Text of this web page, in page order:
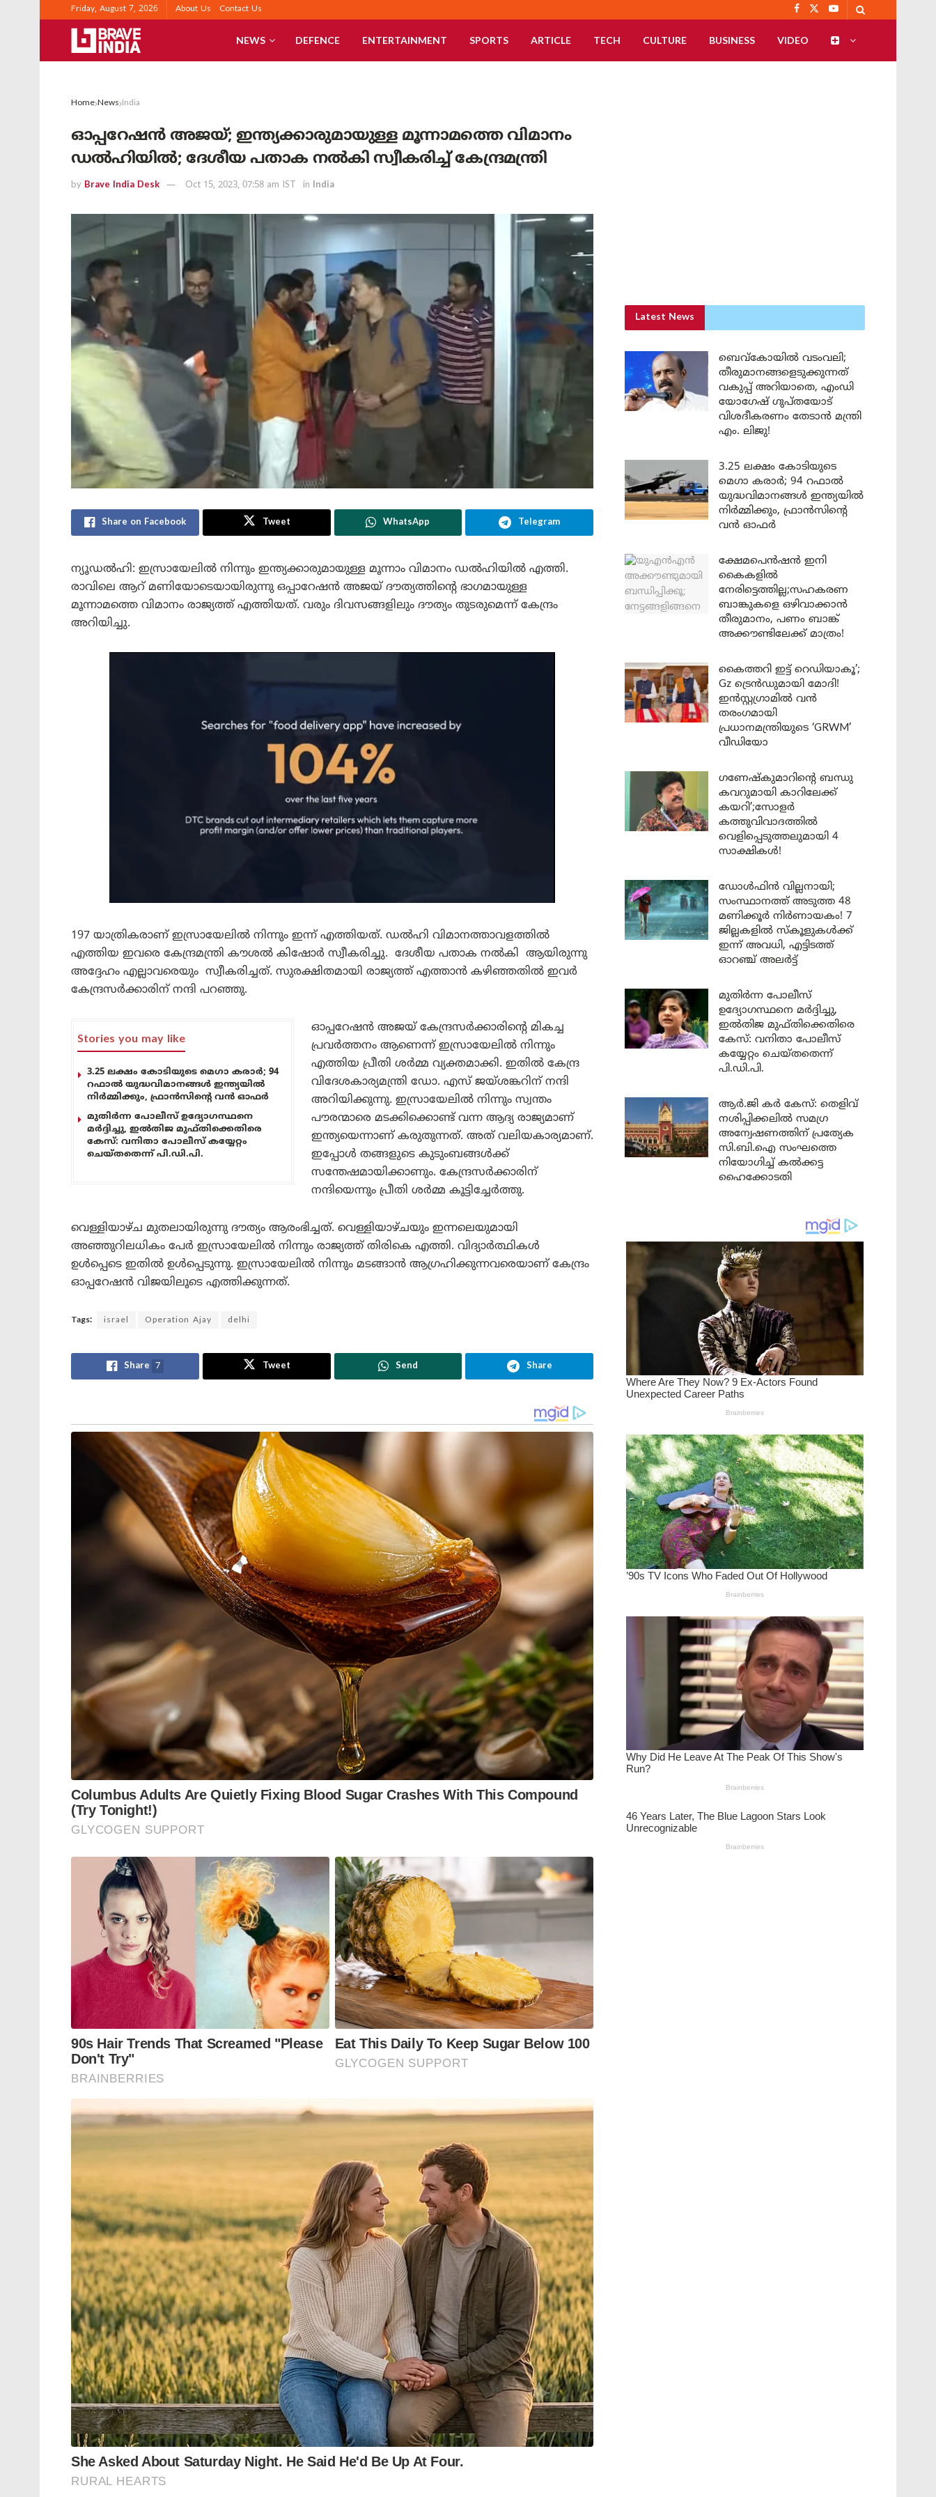
Friday, August 7, 2026 About Us Contact Us
NEWS DEFENCE ENTERTAINMENT SPORTS ARTICLE TECH CULTURE BUSINESS VIDEO
Home News India
ഓപ്പറേഷൻ അജയ്; ഇന്ത്യക്കാരുമായുള്ള മൂന്നാമത്തെ വിമാനം
ഡൽഹിയിൽ; ദേശീയ പതാക നൽകി സ്വീകരിച്ച് കേന്ദ്രമന്ത്രി
by Brave India Desk Oct 15, 2023, 07:58 am IST in India
Share on Facebook Tweet WhatsApp Telegram
ന്യൂഡൽഹി: ഇസ്രായേലിൽ നിന്നും ഇന്ത്യക്കാരുമായുള്ള മൂന്നാം വിമാനം ഡൽഹിയിൽ എത്തി.
രാവിലെ ആറ് മണിയോടെയായിരുന്നു ഒപ്പാറേഷൻ അജയ് ദൗത്യത്തിന്റെ ഭാഗമായുള്ള
മൂന്നാമത്തെ വിമാനം രാജ്യത്ത് എത്തിയത്. വരും ദിവസങ്ങളിലും ദൗത്യം തുടരുമെന്ന് കേന്ദ്രം
അറിയിച്ചു.
197 യാത്രികരാണ് ഇസ്രായേലിൽ നിന്നും ഇന്ന് എത്തിയത്. ഡൽഹി വിമാനത്താവളത്തിൽ
എത്തിയ ഇവരെ കേന്ദ്രമന്ത്രി കൗശൽ കിഷോർ സ്വീകരിച്ചു. ദേശീയ പതാക നൽകി ആയിരുന്നു
അദ്ദേഹം എല്ലാവരെയും സ്വീകരിച്ചത്. സുരക്ഷിതമായി രാജ്യത്ത് എത്താൻ കഴിഞ്ഞതിൽ ഇവർ
കേന്ദ്രസർക്കാരിന് നന്ദി പറഞ്ഞു.
Stories you may like
3.25 ലക്ഷം കോടിയുടെ മെഗാ കരാർ; 94
റഫാൽ യുദ്ധവിമാനങ്ങൾ ഇന്ത്യയിൽ
നിർമ്മിക്കും, ഫ്രാൻസിന്റെ വൻ ഓഫർ
മുതിർന്ന പോലീസ് ഉദ്യോഗസ്ഥനെ
മർദ്ദിച്ചു, ഇൽതിജ മുഫ്തിക്കെതിരെ
കേസ്: വനിതാ പോലീസ് കയ്യേറ്റം
ചെയ്തതെന്ന് പി.ഡി.പി.
ഓപ്പറേഷൻ അജയ് കേന്ദ്രസർക്കാരിന്റെ മികച്ച
പ്രവർത്തനം ആണെന്ന് ഇസ്രായേലിൽ നിന്നും
എത്തിയ പ്രീതി ശർമ്മ വ്യക്തമാക്കി. ഇതിൽ കേന്ദ്ര
വിദേശകാര്യമന്ത്രി ഡോ. എസ് ജയ്ശങ്കറിന് നന്ദി
അറിയിക്കുന്നു. ഇസ്രായേലിൽ നിന്നും സ്വന്തം
പൗരന്മാരെ മടക്കിക്കൊണ്ട് വന്ന ആദ്യ രാജ്യമാണ്
ഇന്ത്യയെന്നാണ് കരുതുന്നത്. അത് വലിയകാര്യമാണ്.
ഇപ്പോൾ തങ്ങളുടെ കുടുംബങ്ങൾക്ക്
സന്തേഷമായിക്കാണും. കേന്ദ്രസർക്കാരിന്
നന്ദിയെന്നും പ്രീതി ശർമ്മ കൂട്ടിച്ചേർത്തു.
വെള്ളിയാഴ്ച മുതലായിരുന്നു ദൗത്യം ആരംഭിച്ചത്. വെള്ളിയാഴ്ചയും ഇന്നലെയുമായി
അഞ്ഞുറിലധികം പേർ ഇസ്രായേലിൽ നിന്നും രാജ്യത്ത് തിരികെ എത്തി. വിദ്യാർത്ഥികൾ
ഉൾപ്പെടെ ഇതിൽ ഉൾപ്പെടുന്നു. ഇസ്രായേലിൽ നിന്നും മടങ്ങാൻ ആഗ്രഹിക്കുന്നവരെയാണ് കേന്ദ്രം
ഓപ്പറേഷൻ വിജയിലൂടെ എത്തിക്കുന്നത്.
Tags: israel Operation Ajay delhi
Share 7 Tweet Send Share
Latest News
ബെവ്കോയിൽ വടംവലി;
തീരുമാനങ്ങളെടുക്കുന്നത്
വകുപ്പ് അറിയാതെ, എംഡി
യോഗേഷ് ഗുപ്തയോട്
വിശദീകരണം തേടാൻ മന്ത്രി
എം. ലിജു!
3.25 ലക്ഷം കോടിയുടെ
മെഗാ കരാർ; 94 റഫാൽ
യുദ്ധവിമാനങ്ങൾ ഇന്ത്യയിൽ
നിർമ്മിക്കും, ഫ്രാൻസിന്റെ
വൻ ഓഫർ
ക്ഷേമപെൻഷൻ ഇനി
കൈകളിൽ
നേരിട്ടെത്തില്ല;സഹകരണ
ബാങ്കുകളെ ഒഴിവാക്കാൻ
തീരുമാനം, പണം ബാങ്ക്
അക്കൗണ്ടിലേക്ക് മാത്രം!
കൈത്തറി ഇട്ട് റെഡിയാകൂ’;
Gz ട്രെൻഡുമായി മോദി!
ഇൻസ്റ്റഗ്രാമിൽ വൻ
തരംഗമായി
പ്രധാനമന്ത്രിയുടെ ‘GRWM’
വീഡിയോ
ഗണേഷ്കുമാറിന്റെ ബന്ധു
കവറുമായി കാറിലേക്ക്
കയറി’;സോളർ
കത്തുവിവാദത്തിൽ
വെളിപ്പെടുത്തലുമായി 4
സാക്ഷികൾ!
ഡോൾഫിൻ വില്ലനായി;
സംസ്ഥാനത്ത് അടുത്ത 48
മണിക്കൂർ നിർണായകം! 7
ജില്ലകളിൽ സ്കൂളുകൾക്ക്
ഇന്ന് അവധി, എട്ടിടത്ത്
ഓറഞ്ച് അലർട്ട്
മുതിർന്ന പോലീസ്
ഉദ്യോഗസ്ഥനെ മർദ്ദിച്ചു,
ഇൽതിജ മുഫ്തിക്കെതിരെ
കേസ്: വനിതാ പോലീസ്
കയ്യേറ്റം ചെയ്തതെന്ന്
പി.ഡി.പി.
ആർ.ജി കർ കേസ്: തെളിവ്
നശിപ്പിക്കലിൽ സമഗ്ര
അന്വേഷണത്തിന് പ്രത്യേക
സി.ബി.ഐ സംഘത്തെ
നിയോഗിച്ച് കൽക്കട്ട
ഹൈക്കോടതി